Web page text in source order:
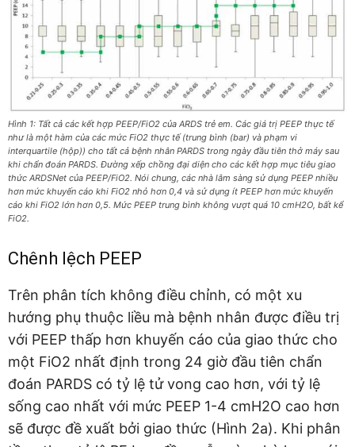
Hình 1: Tất cả các kết hợp PEEP/FiO2 của ARDS trẻ em. Các giá trị PEEP thực tế
như là một hàm của các mức FiO2 thực tế (trung bình (bar) và phạm vi
interquartile (hộp)) cho tất cả bệnh nhân PARDS trong ngày đầu tiên thở máy sau
khi chẩn đoán PARDS. Đường xếp chồng đại diện cho các kết hợp mục tiêu giao
thức ARDSNet của PEEP/FiO2. Nói chung, các nhà lâm sàng sử dụng PEEP nhiều
hơn mức khuyến cáo khi FiO2 nhỏ hơn 0,4 và sử dụng ít PEEP hơn mức khuyến
cáo khi FiO2 lớn hơn 0,5. Mức PEEP trung bình không vượt quá 10 cmH2O, bất kể
FiO2.
Chênh lệch PEEP
Trên phân tích không điều chỉnh, có một xu
hướng phụ thuộc liều mà bệnh nhân được điều trị
với PEEP thấp hơn khuyến cáo của giao thức cho
một FiO2 nhất định trong 24 giờ đầu tiên chẩn
đoán PARDS có tỷ lệ tử vong cao hơn, với tỷ lệ
sống cao nhất với mức PEEP 1-4 cmH2O cao hơn
sẽ được đề xuất bởi giao thức (Hình 2a). Khi phân